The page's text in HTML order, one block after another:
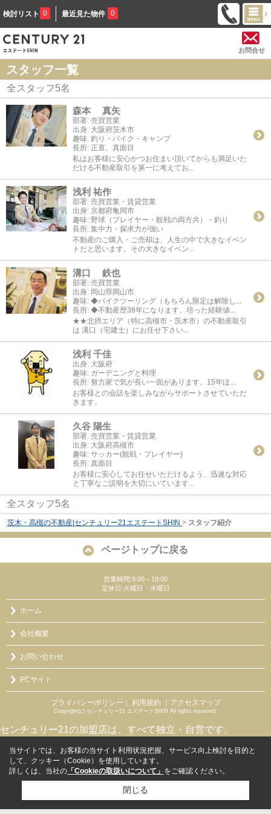
検討リスト 0 最近見た物件 0
お問合せ
スタッフ一覧
全スタッフ5名
森本 真矢
部署: 売買営業
出身: 大阪府茨木市
趣味: 釣り・バイク・キャンプ
長所: 正直、真面目
私はお客様に安心かつお住まい頂いてからも満足いた
だける不動産取引を第一に考えてお...
浅利 祐作
部署: 売買営業・賃貸営業
出身: 京都府亀岡市
趣味: 野球（プレイヤー・観戦の両方共）・釣り
長所: 集中力・探求力が強い
不動産のご購入・ご売却は、人生の中で大きなイベン
トだと思います。その大きなイベン...
溝口 鉄也
部署: 売買営業
出身: 岡山県岡山市
趣味: ◆バイクツーリング（もちろん限定は解除し...
長所: ◆不動産歴38年になります。培った経験値...
★★北摂エリア（特に高槻市・茨木市）の不動産取引
は 溝口（宅建士）にお任せ下さい...
浅利 千佳
出身: 大阪府
趣味: ガーデニングと料理
長所: 努力家で気が長い一面があります。15年ほ...
お客様との会話を楽しみながらサポートさせていただ
きます。
久谷 陽生
部署: 売買営業・賃貸営業
出身: 大阪府高槻市
趣味: サッカー(観戦・プレイヤー)
長所: 真面目
お客様に安心してお任せいただけるよう、迅速な対応
と丁寧なご説明を大切にいています...
全スタッフ5名
茨木・高槻の不動産|センチュリー21エステートSHIN > スタッフ紹介
ページトップに戻る
営業時間:9:00～18:00
定休日:火曜日・水曜日
ホーム
会社概要
お問い合わせ
PCサイト
プライバシーポリシー ｜ 利用規約 ｜アクセスマップ
Copyright(c) センチュリー21 エステートSHIN All rights reserved.
センチュリー21の加盟店は、すべて独立・自営です。
当サイトでは、お客様の当サイト利用状況把握、サービス向上検討を目的と
して、クッキー（Cookie）を使用しています。
詳しくは、当社の 「Cookieの取扱いについて」 をご確認ください。
閉じる